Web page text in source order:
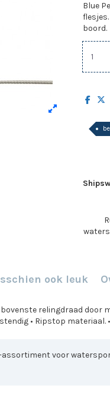
Blue
boord.
ook leuk
relingdraad
• Ripstop
assortiment voor